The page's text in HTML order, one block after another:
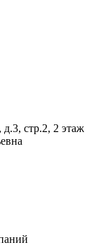
стр.2, 2 этаж